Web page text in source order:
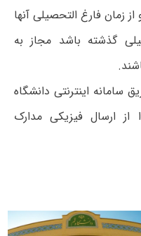
بوده و از زمان فارغ التحصیلی آنها
گذشته باشد مجاز به
سامانه اینترنتی دانشگاه
ارسال فیزیکی مدارک